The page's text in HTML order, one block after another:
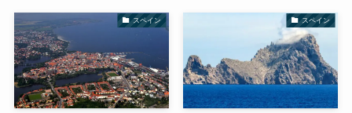
スペイン スペイン